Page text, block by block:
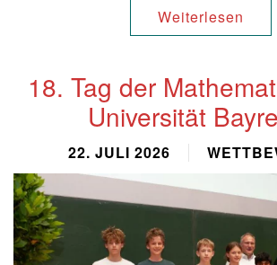
Weiterlesen
18. Tag der
Universität
22. JULI 2026